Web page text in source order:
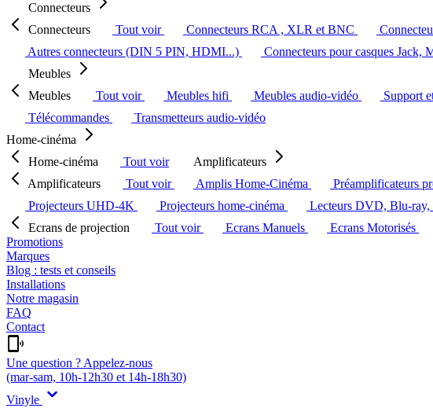
Connecteurs
Connecteurs
Tout voir Connecteurs RCA , XLR et BNC
Autres connecteurs (DIN 5 PIN, HDMI...)
Connecteurs pour casques Jack,
Meubles
Meubles
Tout voir Meubles hifi Meubles audio-vidéo Support
Télécommandes
Transmetteurs audio-vidéo
Home-cinéma
Home-cinéma
Tout voir
Amplificateurs
Amplificateurs
Tout voir Amplis Home-Cinéma Préamplificateurs
Projecteurs UHD-4K
Projecteurs home-cinéma Lecteurs DVD, Blu-
Ecrans de projection
Tout voir Ecrans Manuels Ecrans Motorisés
Promotions
Marques
Blog : tests et conseils
Installations
Notre magasin
FAQ
Contact
Une question ? Appelez-nous
(mar-sam, 10h-12h30 et 14h-18h30)
Vinyle